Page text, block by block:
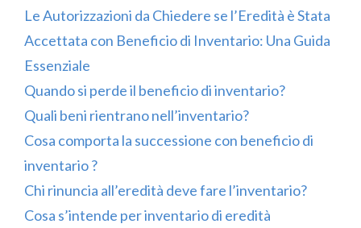
Le Autorizzazioni da Chiedere se l’Eredità è Stata
Accettata con Beneficio di Inventario: Una Guida
Essenziale
Quando si perde il beneficio di inventario?
Quali beni rientrano nell’inventario?
Cosa comporta la successione con beneficio di
inventario ?
Chi rinuncia all’eredità deve fare l’inventario?
Cosa s’intende per inventario di eredità